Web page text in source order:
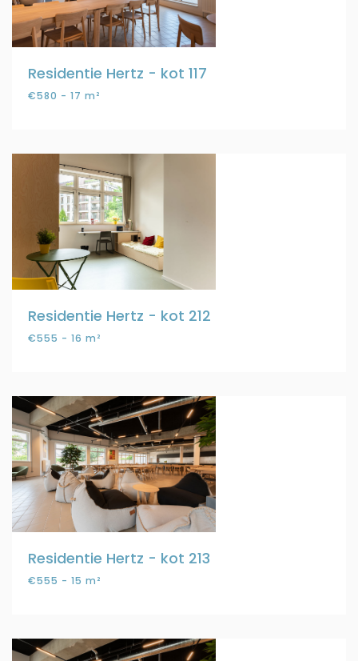
Residentie Hertz - kot 117
€580 - 17 m²
Residentie Hertz - kot 212
€555 - 16 m²
Residentie Hertz - kot 213
€555 - 15 m²